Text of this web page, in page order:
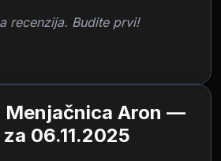
recenzija. Budite prvi!
Menjačnica Aron —
06.11.2025